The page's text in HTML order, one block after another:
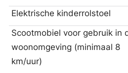
Elektrische kinderrolstoel
Scootmobiel voor gebruik in
woonomgeving (minimaal 8
km/uur)